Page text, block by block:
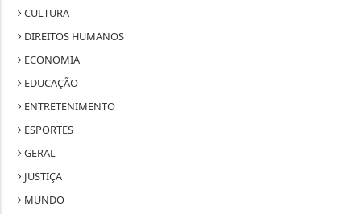
CULTURA
DIREITOS HUMANOS
ECONOMIA
EDUCAÇÃO
ENTRETENIMENTO
ESPORTES
GERAL
JUSTIÇA
MUNDO